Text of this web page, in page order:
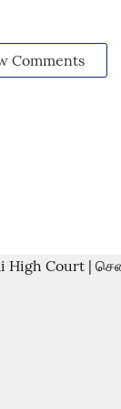
Comments